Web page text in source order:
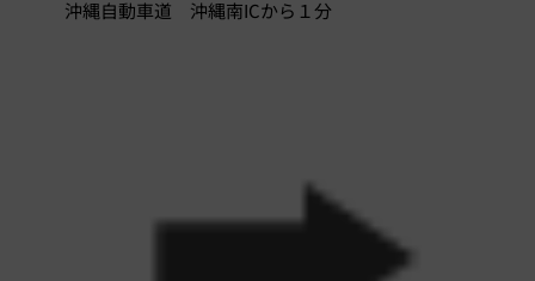
沖縄自動車道 沖縄南ICから１分